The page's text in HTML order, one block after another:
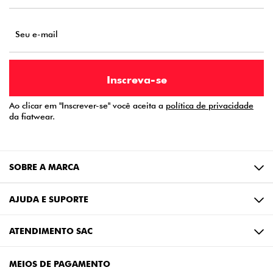
Ao clicar em "Inscrever-se" você aceita a política de privacidade
da fiatwear.
SOBRE A MARCA
AJUDA E SUPORTE
ATENDIMENTO SAC
MEIOS DE PAGAMENTO